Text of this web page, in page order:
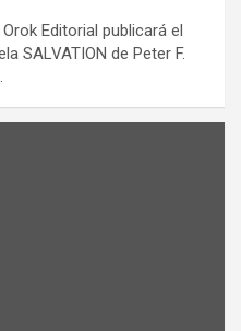
Editorial publicará el
SALVATION de Peter F.